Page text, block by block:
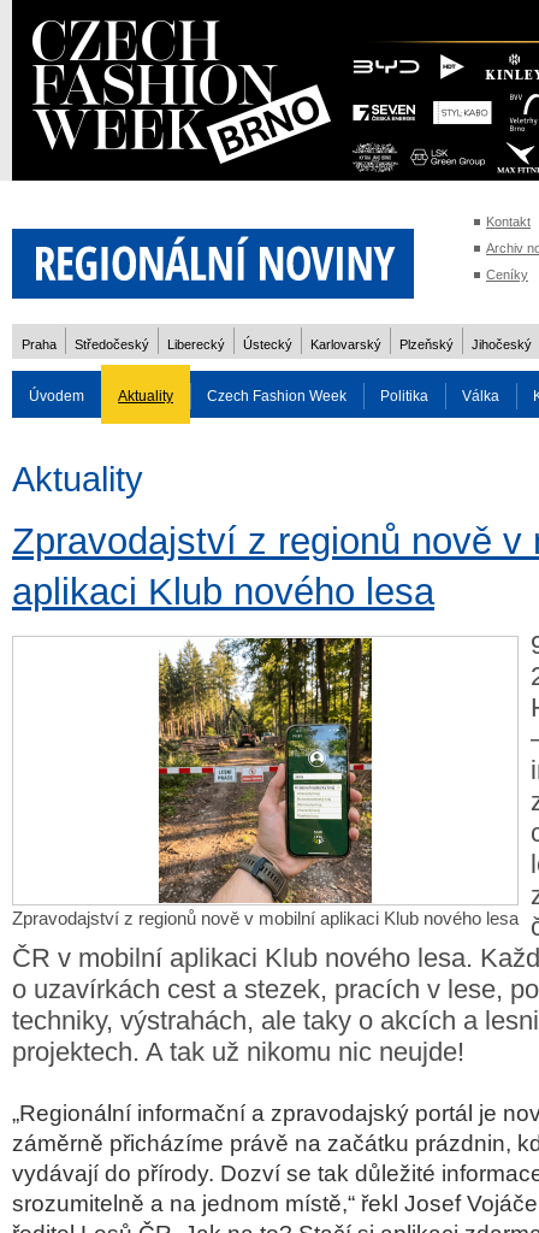
Kontakt
Archiv
Ceníky
Praha Středočeský Liberecký Ústecký Karlovarský Plzeňský Jihočeský
Úvodem Aktuality Czech Fashion Week Politika Válka
Aktuality
Zpravodajství z regionů nově v
aplikaci Klub nového lesa
Zpravodajství z regionů nově v mobilní aplikaci Klub nového lesa
ČR v mobilní aplikaci Klub nového lesa.
o uzavírkách cest a stezek, pracích v lese,
techniky, výstrahách, ale taky o akcích a
projektech. A tak už nikomu nic neujde!
„Regionální informační a zpravodajský portál je
záměrně přicházíme právě na začátku prázdnin,
vydávají do přírody. Dozví se tak důležité
srozumitelně a na jednom místě,“ řekl Josef